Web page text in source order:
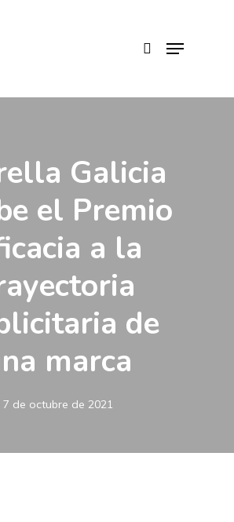
Menu
Galicia
el Premio
a la
de
marca
7 de octubre de 2021